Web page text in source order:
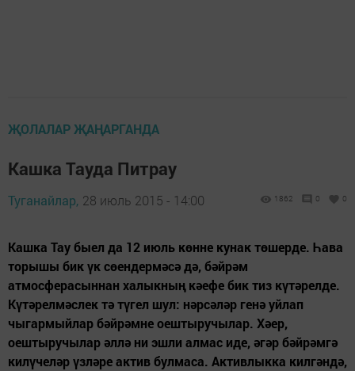
ҖОЛАЛАР ҖАҢАРГАНДА
Кашка Тауда Питрау
Туганайлар, 28 июль 2015 - 14:00 1862 0 0
Кашка Тау быел да 12 июль көнне кунак төшерде. Һава
торышы бик үк сөендермәсә дә, бәйрәм
атмосферасыннан халыкның кәефе бик тиз күтәрелде.
Күтәрелмәслек тә түгел шул: нәрсәләр генә уйлап
чыгармыйлар бәйрәмне оештыручылар. Хәер,
оештыручылар әллә ни эшли алмас иде, әгәр бәйрәмгә
килүчеләр үзләре актив булмаса. Активлыкка килгәндә,